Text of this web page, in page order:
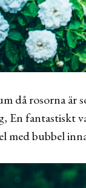
då rosorna är
En fantastiskt
bubbel